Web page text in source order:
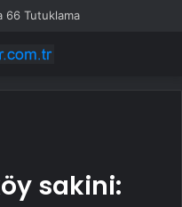
66 Tutuklama
sakini: